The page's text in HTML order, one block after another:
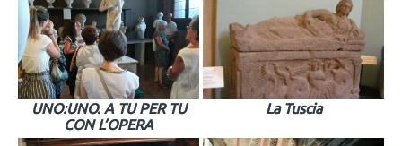
UNO:UNO. A TU PER TU
CON L’OPERA
La Tuscia